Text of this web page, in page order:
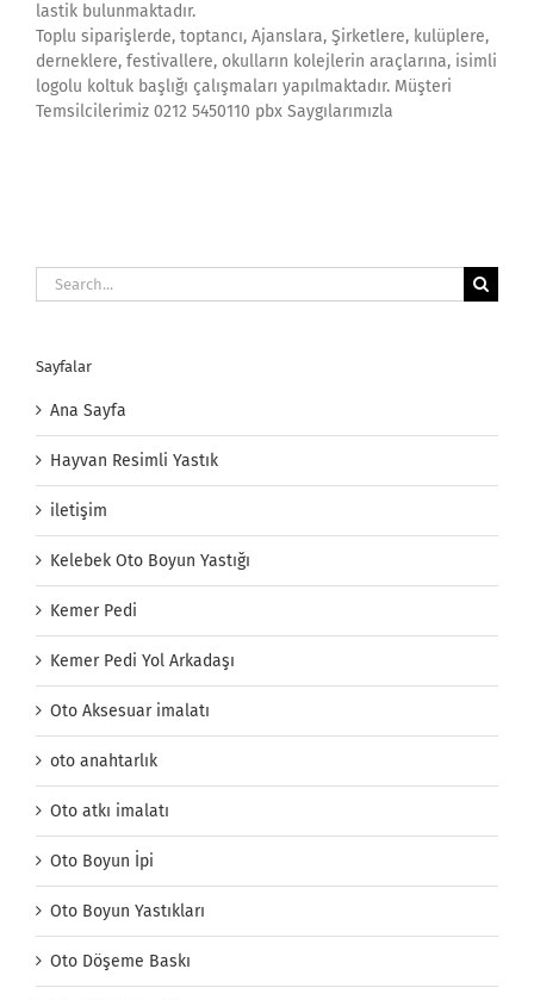
lastik bulunmaktadır.
Toplu siparişlerde, toptancı, Ajanslara, Şirketlere, kulüplere,
derneklere, festivallere, okulların kolejlerin araçlarına, isimli
logolu koltuk başlığı çalışmaları yapılmaktadır. Müşteri
Temsilcilerimiz 0212 5450110 pbx Saygılarımızla
Search
for:
Sayfalar
Ana Sayfa
Hayvan Resimli Yastık
iletişim
Kelebek Oto Boyun Yastığı
Kemer Pedi
Kemer Pedi Yol Arkadaşı
Oto Aksesuar imalatı
oto anahtarlık
Oto atkı imalatı
Oto Boyun İpi
Oto Boyun Yastıkları
Oto Döşeme Baskı